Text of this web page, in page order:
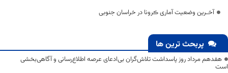
آخـرین وضعیت آماری ڪرونا در خراسان جنوبی
پربحث ترین ها
هفدهم مرداد روز پاسداشت تلاش‌گران بی‌ادعای عرصه اطلاع‌رسانی و آگاهی‌بخشی
است